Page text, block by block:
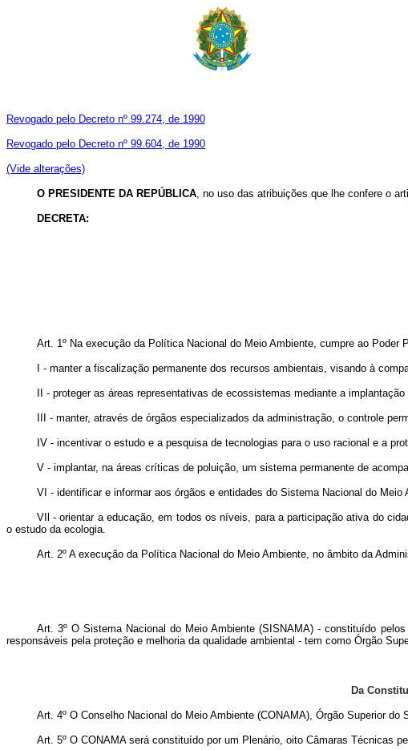
Revogado pelo Decreto nº 99.274, de 1990
Revogado pelo Decreto nº 99.604, de 1990
(Vide alterações)
O PRESIDENTE DA REPÚBLICA, no uso das atribuições que lhe confere o
DECRETA:
Art. 1º Na execução da Política Nacional do Meio Ambiente, cumpre ao
I - manter a fiscalização permanente dos recursos ambientais, visando à
II - proteger as áreas representativas de ecossistemas mediante a
III - manter, através de órgãos especializados da administração, o controle
IV - incentivar o estudo e a pesquisa de tecnologias para o uso racional e a
V - implantar, na áreas críticas de poluição, um sistema permanente de
VI - identificar e informar aos órgãos e entidades do Sistema Nacional do
VIl - orientar a educação, em todos os níveis, para a participação ativa do
o estudo da ecologia.
Art. 2º A execução da Política Nacional do Meio Ambiente, no âmbito da
Art. 3º O Sistema Nacional do Meio Ambiente (SISNAMA) - constituído
responsáveis pela proteção e melhoria da qualidade ambiental - tem como Órgão
Da
Art. 4º O Conselho Nacional do Meio Ambiente (CONAMA), Órgão Superior
Art. 5º O CONAMA será constituído por um Plenário, oito Câmaras Técnicas